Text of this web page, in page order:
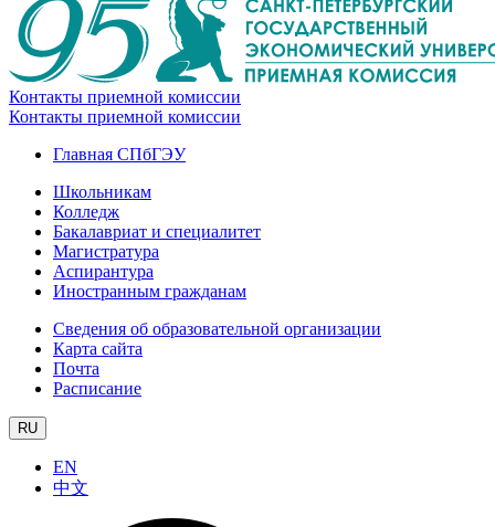
Контакты приемной комиссии
Контакты приемной комиссии
Главная СПбГЭУ
Школьникам
Колледж
Бакалавриат и специалитет
Магистратура
Аспирантура
Иностранным гражданам
Сведения об образовательной организации
Карта сайта
Почта
Расписание
RU
EN
中文